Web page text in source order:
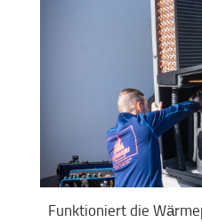
Funktioniert die